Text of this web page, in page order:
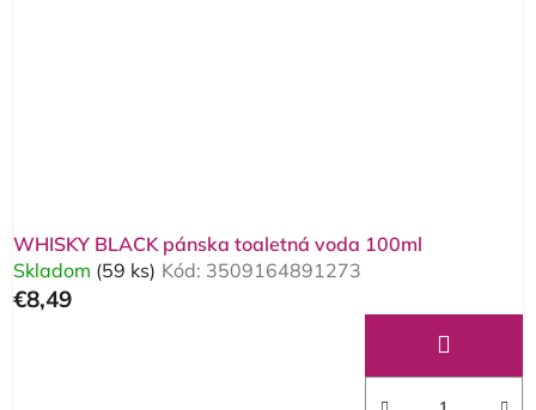
WHISKY BLACK pánska toaletná voda 100ml
Skladom (59 ks) Kód: 3509164891273
€8,49